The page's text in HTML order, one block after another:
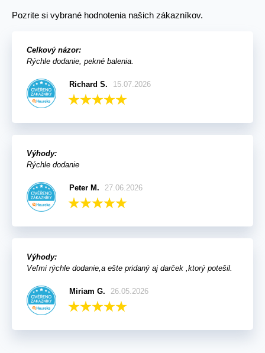
Pozrite si vybrané hodnotenia našich zákazníkov.
Celkový názor:
Rýchle dodanie, pekné balenia.
Richard S. 15.07.2026
Výhody:
Rýchle dodanie
Peter M. 27.06.2026
Výhody:
Veľmi rýchle dodanie,a ešte pridaný aj darček ,ktorý potešil.
Miriam G. 26.05.2026